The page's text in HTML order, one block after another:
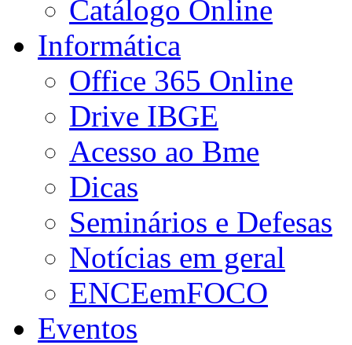
Catálogo Online
Informática
Office 365 Online
Drive IBGE
Acesso ao Bme
Dicas
Seminários e Defesas
Notícias em geral
ENCEemFOCO
Eventos